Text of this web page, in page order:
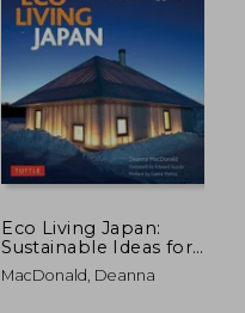
₡
Eco Living Japan:
Sustainable Ideas for
Living Green (en
Inglés)
MacDonald, Deanna